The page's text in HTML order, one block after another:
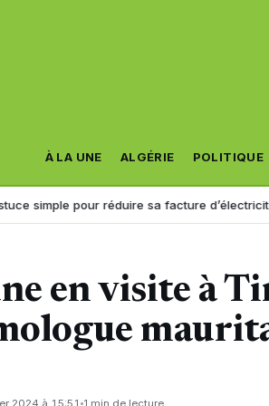
À LA UNE ALGÉRIE POLITIQUE
pour réduire sa facture d’électricité Il tente
en visite à
2024 à 15:51 1 min de lecture